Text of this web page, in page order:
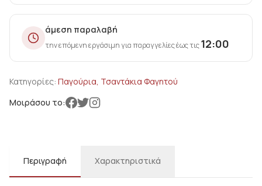
άμεση παραλαβή
την επόμενη εργάσιμη για παραγγελίες έως τις12:00
Κατηγορίες: Παγούρια, Τσαντάκια Φαγητού
Μοιράσου το:
Περιγραφή Χαρακτηριστικά